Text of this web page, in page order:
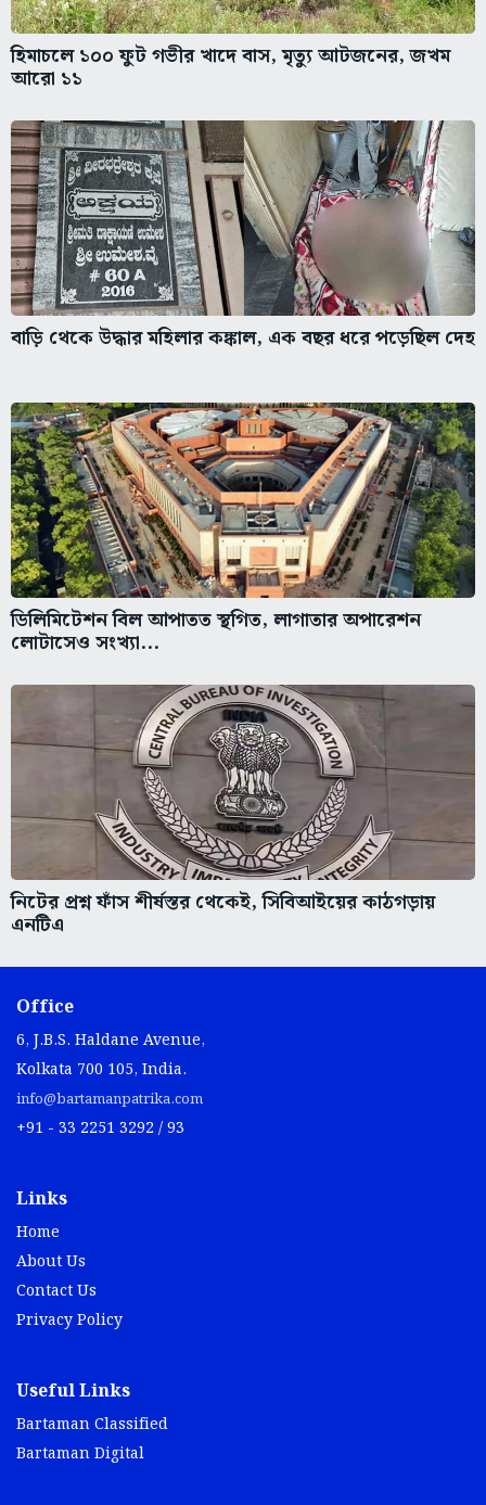
হিমাচলে ১০০ ফুট গভীর খাদে বাস, মৃত্যু আটজনের, জখম
আরো ১১
বাড়ি থেকে উদ্ধার মহিলার কঙ্কাল, এক বছর ধরে পড়েছিল দেহ
ডিলিমিটেশন বিল আপাতত স্থগিত, লাগাতার অপারেশন
লোটাসেও সংখ্যা...
নিটের প্রশ্ন ফাঁস শীর্ষস্তর থেকেই, সিবিআইয়ের কাঠগড়ায়
এনটিএ
Office
6, J.B.S. Haldane Avenue,
Kolkata 700 105, India.
info@bartamanpatrika.com
+91 - 33 2251 3292 / 93
Links
Home
About Us
Contact Us
Privacy Policy
Useful Links
Bartaman Classified
Bartaman Digital